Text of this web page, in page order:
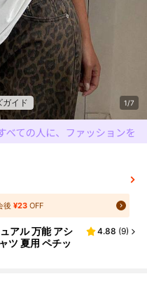
ガイド 1/7
後¥23 OFF
アル 万能 アシ
ツ 夏用 ペチッ
4.88 (9)